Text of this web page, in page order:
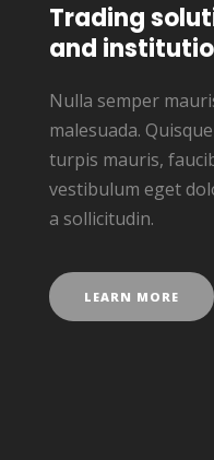
Trading
and
Nulla semper
malesuada.
turpis mauris,
vestibulum eget
a sollicitudin.
LEARN MORE